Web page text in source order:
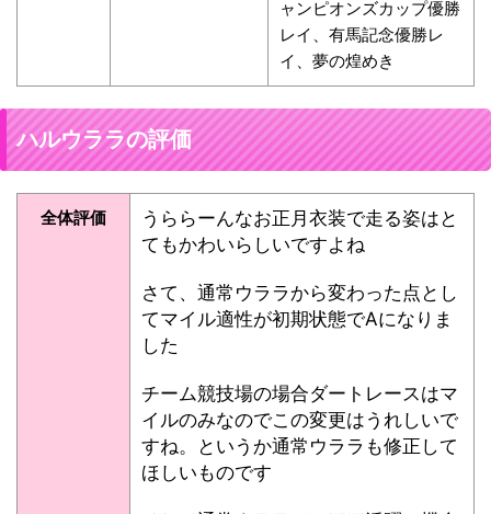
ャンピオンズカップ優勝
レイ、有馬記念優勝レ
イ、夢の煌めき
ハルウララの評価
全体評価
うららーんなお正月衣装で走る姿はと
てもかわいらしいですよね
さて、通常ウララから変わった点とし
てマイル適性が初期状態でAになりま
した
チーム競技場の場合ダートレースはマ
イルのみなのでこの変更はうれしいで
すね。というか通常ウララも修正して
ほしいものです